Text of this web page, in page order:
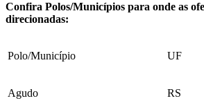
Confira Polos/Municípios para onde as
direcionadas:
Polo/Município UF
Agudo RS